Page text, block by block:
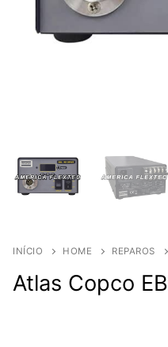
INÍCIO HOME REPAROS
Atlas Copco